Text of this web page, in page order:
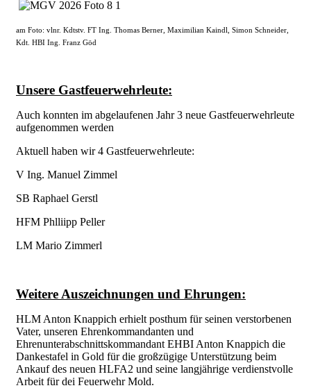
am Foto: vlnr. Kdtstv. FT Ing. Thomas Berner, Maximilian Kaindl, Simon Schneider,
Kdt. HBI Ing. Franz Göd
Unsere Gastfeuerwehrleute:
Auch konnten im abgelaufenen Jahr 3 neue Gastfeuerwehrleute
aufgenommen werden
Aktuell haben wir 4 Gastfeuerwehrleute:
V Ing. Manuel Zimmel
SB Raphael Gerstl
HFM Phlliipp Peller
LM Mario Zimmerl
Weitere Auszeichnungen und Ehrungen:
HLM Anton Knappich erhielt posthum für seinen verstorbenen
Vater, unseren Ehrenkommandanten und
Ehrenunterabschnittskommandant EHBI Anton Knappich die
Dankestafel in Gold für die großzügige Unterstützung beim
Ankauf des neuen HLFA2 und seine langjährige verdienstvolle
Arbeit für dei Feuerwehr Mold.